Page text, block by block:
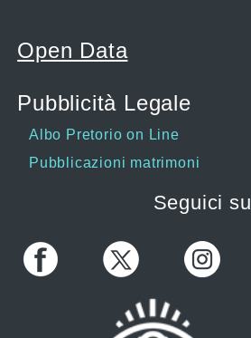
Open Data
Pubblicità Legale
Albo Pretorio on Line
Pubblicazioni matrimoni
Seguici su